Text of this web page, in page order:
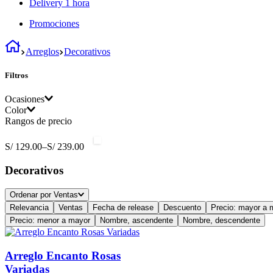
Delivery 1 hora
Promociones
Arreglos Decorativos
Filtros
Ocasiones
Amistad (1 )
Color
Rangos de precio
S/ 129.00–S/ 239.00
Decorativos
Ordenar por Ventas
Relevancia
Ventas Fecha de release Descuento
Precio: mayor a
Precio: menor a mayor
Nombre, ascendente Nombre, descendente
Arreglo Encanto Rosas
Variadas